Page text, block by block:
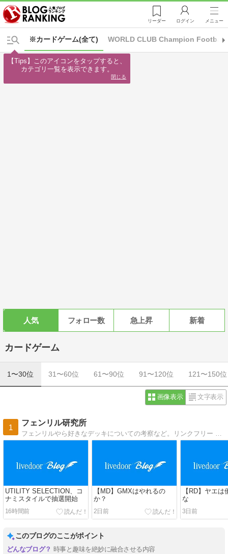
リーダー ログイン メニュー
※カードゲーム(全て) WORLD CLUB Champion Football
人気 フォロー数 急上昇 新着
カードゲーム
1〜30位 31〜60位 61〜90位 91〜120位 121〜150位
画像表示 文字表示
1
フェンリル研究所
UTILITY SELECTION、コ
ナミスタイルで抽選開始
16時間前
【MD】GMXはやれるの
か？
2日前
【RD】ヤエ
な
3日前
このブログのここがポイント
時事と趣味を絶妙に融合させる内容
【Tips】このアイコンをタップすると、
カテゴリ一覧を表示できます。
閉じる